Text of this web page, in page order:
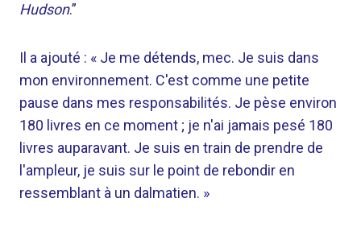
Hudson.”
Il a ajouté : « Je me détends, mec. Je suis dans
mon environnement. C'est comme une petite
pause dans mes responsabilités. Je pèse environ
180 livres en ce moment ; je n'ai jamais pesé 180
livres auparavant. Je suis en train de prendre de
l'ampleur, je suis sur le point de rebondir en
ressemblant à un dalmatien. »